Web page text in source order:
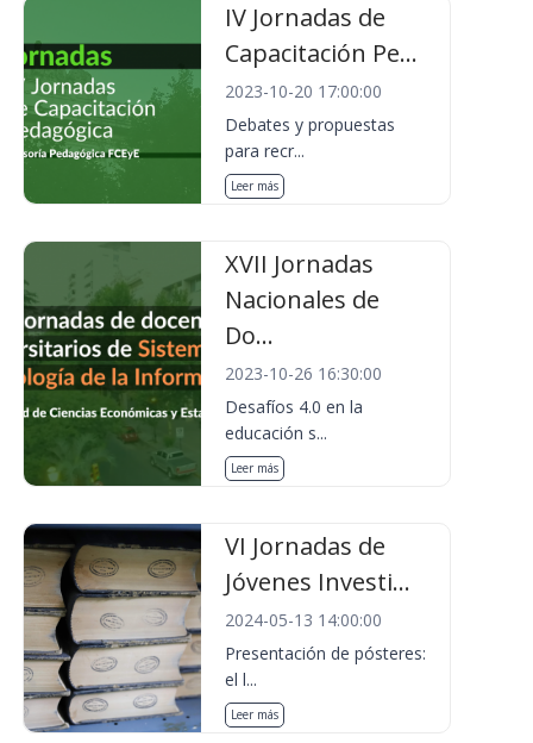
IV Jornadas de
Capacitación Pe...
2023-10-20 17:00:00
Debates y propuestas
para recr...
Leer más
XVII Jornadas
Nacionales de
Do...
2023-10-26 16:30:00
Desafíos 4.0 en la
educación s...
Leer más
VI Jornadas de
Jóvenes Investi...
2024-05-13 14:00:00
Presentación de pósteres:
el l...
Leer más